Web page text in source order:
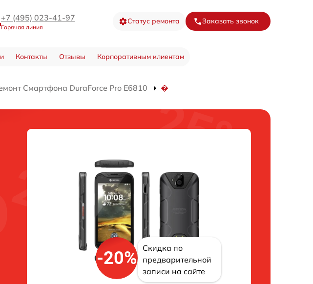
+7 (495) 023-41-97
Горячая линия
Статус ремонта Заказать звонок
Контакты Отзывы Корпоративным клиентам
Смартфона DuraForce Pro E6810 �
-20%
Скидка по
предварительной
записи на сайте